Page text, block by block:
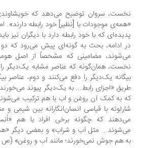
سروان توضیح می‌دهد که خویشاوندی
موجودات با [نظیر] خود رابطه دارند». اما به
که با خود رابطه دارد با دیگران نیز باید
ادامه، بحث به گونه‌ای پیش می‌رود که دو
مضامینی که مشخصاً از اصل هوموفیلی
همان‌گونه که عناصر مشابه یک‌دیگر را جذب
یک‌دیگر را دفع می‌کنند و دوم، عناصر بیگانه و
«اجزای رابط... به یک‌دیگر پیوند می‌خورند...
با قیاسی انسان‌انگارانه بین شیمی و
که چگونه برخی افراد با هم «اُنس
مثل آب و شراب» و بعضی دیگر «همچون
هم جوش نمی‌خورند؛ مانند آب و روغن» (ص 60).